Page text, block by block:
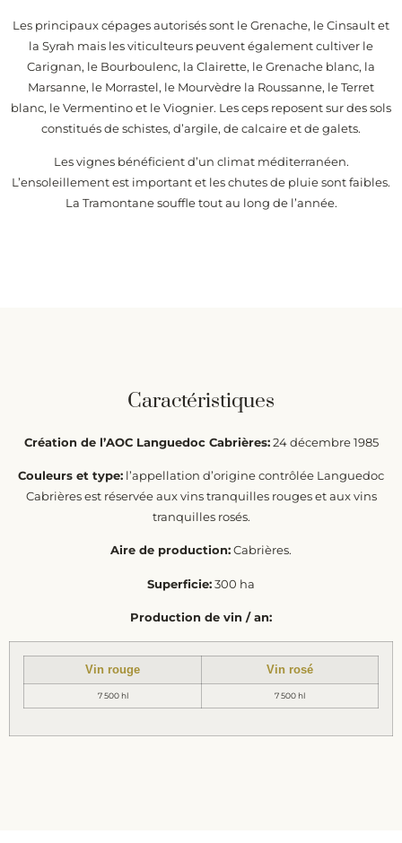
Les principaux cépages autorisés sont le Grenache, le Cinsault et
la Syrah mais les viticulteurs peuvent également cultiver le
Carignan, le Bourboulenc, la Clairette, le Grenache blanc, la
Marsanne, le Morrastel, le Mourvèdre la Roussanne, le Terret
blanc, le Vermentino et le Viognier. Les ceps reposent sur des sols
constitués de schistes, d’argile, de calcaire et de galets.
Les vignes bénéficient d’un climat méditerranéen.
L’ensoleillement est important et les chutes de pluie sont faibles.
La Tramontane souffle tout au long de l’année.
Caractéristiques
Création de l’AOC Languedoc Cabrières:24 décembre 1985
Couleurs et type: l’appellation d’origine contrôlée Languedoc
Cabrières est réservée aux vins tranquilles rouges et aux vins
tranquilles rosés.
Aire de production:Cabrières.
Superficie:300 ha
Production de vin / an:
Vin rouge Vin rosé
7 500 hl 7 500 hl